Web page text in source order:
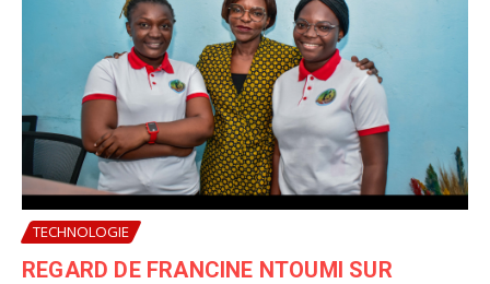
TECHNOLOGIE
REGARD DE FRANCINE NTOUMI SUR